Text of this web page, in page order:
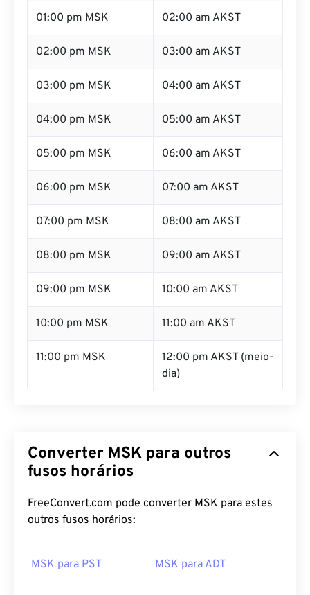
01:00 pm MSK 02:00 am AKST
02:00 pm MSK 03:00 am AKST
03:00 pm MSK 04:00 am AKST
04:00 pm MSK 05:00 am AKST
05:00 pm MSK 06:00 am AKST
06:00 pm MSK 07:00 am AKST
07:00 pm MSK 08:00 am AKST
08:00 pm MSK 09:00 am AKST
09:00 pm MSK 10:00 am AKST
10:00 pm MSK 11:00 am AKST
11:00 pm MSK
12:00 pm AKST (meio-
dia)
Converter MSK para outros
fusos horários
FreeConvert.com pode converter MSK para estes
outros fusos horários:
MSK para PST MSK para ADT